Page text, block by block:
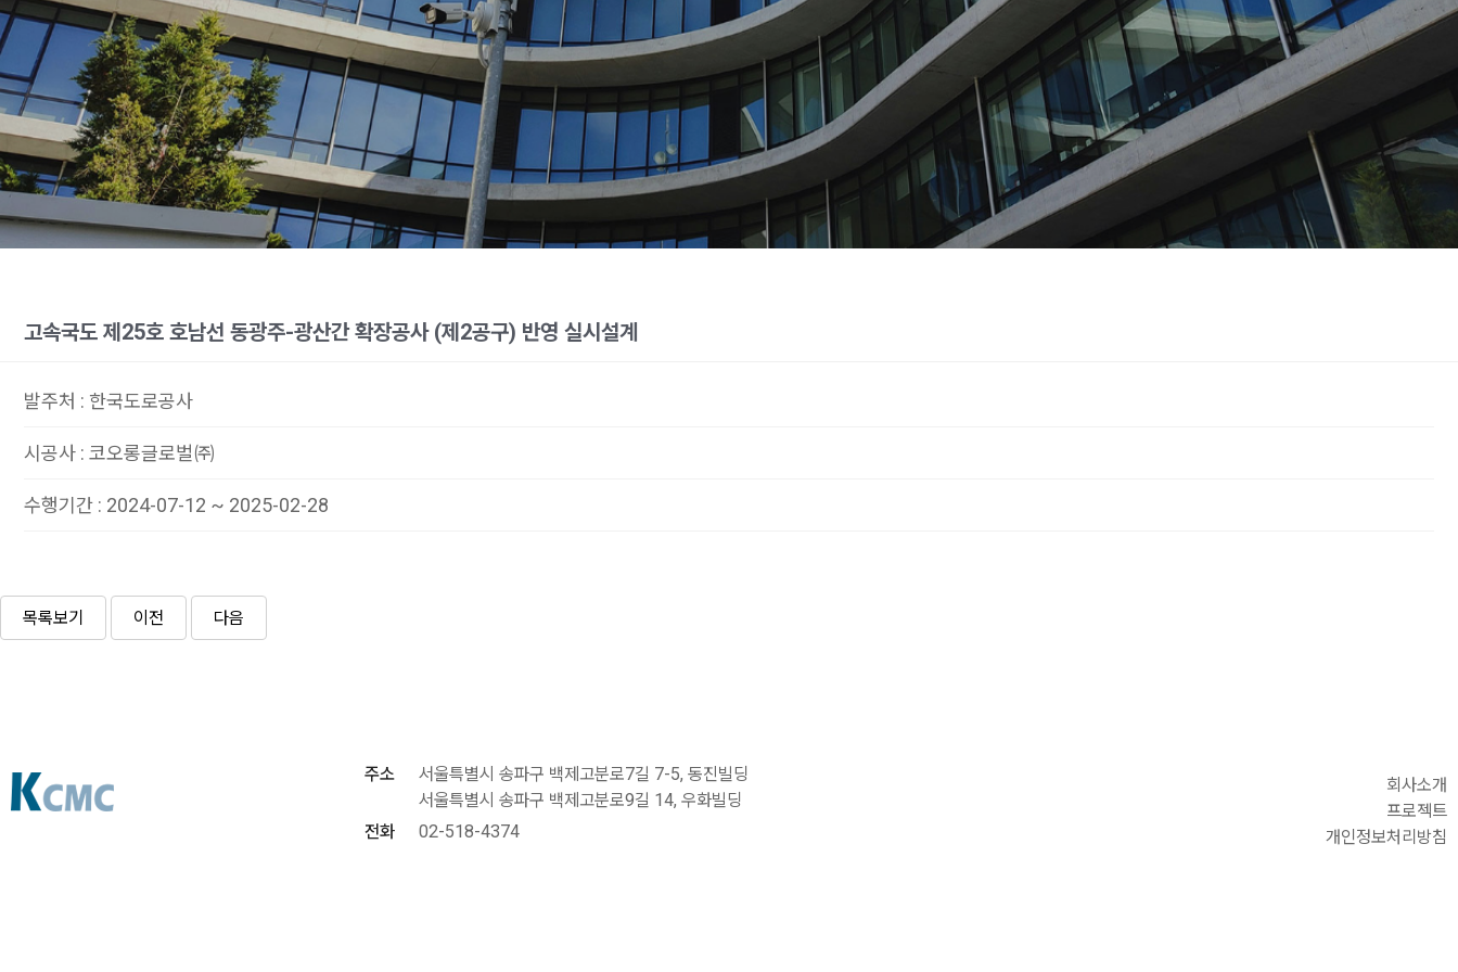
고속국도 제25호 호남선 동광주-광산간 확장공사 (제2공구) 반영 실시설계
발주처 : 한국도로공사
시공사 : 코오롱글로벌㈜
수행기간 : 2024-07-12 ~ 2025-02-28
목록보기 이전 다음
주소
서울특별시 송파구 백제고분로7길 7-5, 동진빌딩
서울특별시 송파구 백제고분로9길 14, 우화빌딩
전화
02-518-4374
회사소개
프로젝트
개인정보처리방침